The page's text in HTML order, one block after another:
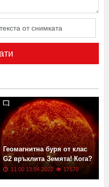
Геомагнитна буря от клас
G2 връхлита Земята! Кога?
11:00 13.04.2022 17570